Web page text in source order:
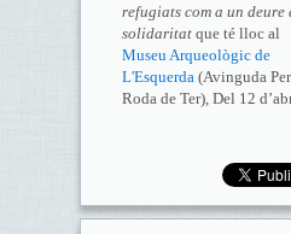
refugiats com a un deure
solidaritatque té lloc al
Museu Arqueològic de
L'Esquerda(Avinguda
Roda de Ter), Del 12